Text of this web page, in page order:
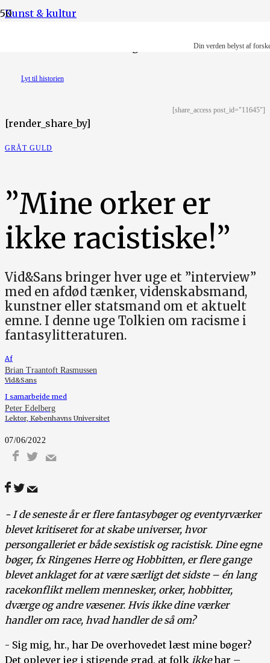
Din verden belyst af
Kunst & kultur
Lyt til historien
[share_access post_id="11645"]
[render_share_by]
GRÅT GULD
”Mine orker er
ikke racistiske!”
Vid&Sans bringer hver uge et ”interview”
med en afdød tænker, videnskabsmand,
kunstner eller statsmand om et aktuelt
emne. I denne uge Tolkien om racisme i
fantasylitteraturen.
Af
Brian Traantoft Rasmussen
Vid&Sans
I samarbejde med
Peter Edelberg
Lektor, Københavns Universitet
07/06/2022
- I de seneste år er flere fantasybøger og eventyrværker
blevet kritiseret for at skabe universer, hvor
persongalleriet er både sexistisk og racistisk. Dine egne
bøger, fx Ringenes Herre og Hobbitten, er flere gange
blevet anklaget for at være særligt det sidste – én lang
racekonflikt mellem mennesker, orker, hobbitter,
dværge og andre væsener. Hvis ikke dine værker
handler om race, hvad handler de så om?
- Sig mig, hr., har De overhovedet læst mine bøger?
Det oplever jeg i stigende grad, at folk ikkehar –